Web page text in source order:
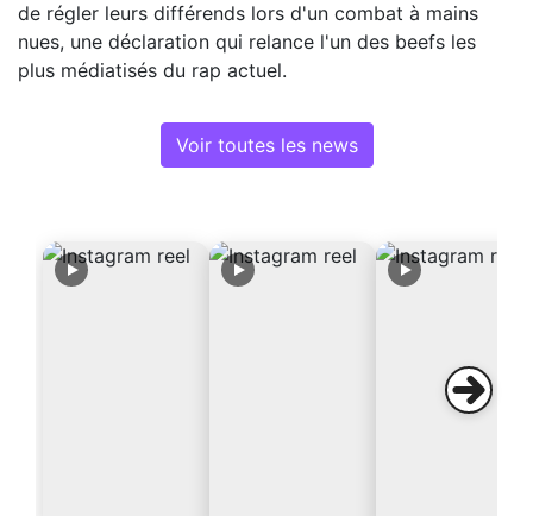
de régler leurs différends lors d'un combat à mains
nues, une déclaration qui relance l'un des beefs les
plus médiatisés du rap actuel.
Voir toutes les news